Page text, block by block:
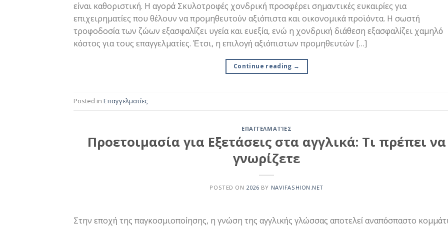
είναι καθοριστική. Η αγορά Σκυλοτροφές χονδρική προσφέρει σημαντικές ευκαιρίες για
επιχειρηματίες που θέλουν να προμηθευτούν αξιόπιστα και οικονομικά προϊόντα. Η σωστή
τροφοδοσία των ζώων εξασφαλίζει υγεία και ευεξία, ενώ η χονδρική διάθεση εξασφαλίζει χαμηλό
κόστος για τους επαγγελματίες. Έτσι, η επιλογή αξιόπιστων προμηθευτών […]
Continue reading →
Posted in Επαγγελματίες
ΕΠΑΓΓΕΛΜΑΤΊΕΣ
Προετοιμασία για Εξετάσεις στα αγγλικά: Τι πρέπει να
γνωρίζετε
POSTED ON 2026 BY NAVIFASHION.NET
Στην εποχή της παγκοσμιοποίησης, η γνώση της αγγλικής γλώσσας αποτελεί αναπόσπαστο